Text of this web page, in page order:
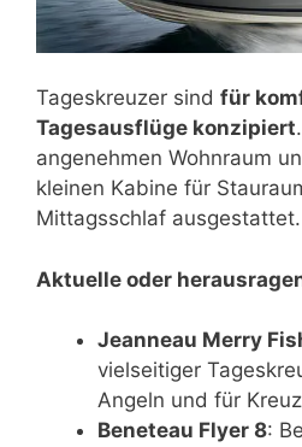
Tageskreuzer sind für
Tagesausflüge konzipiert
angenehmen Wohnraum
kleinen Kabine für
Mittagsschlaf ausgestattet.
Aktuelle oder
Jeanneau Merry
vielseitiger
Angeln und für
Beneteau Flyer 8: